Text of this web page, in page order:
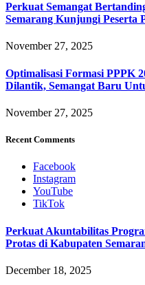
Perkuat Semangat
Semarang Kunjungi Peserta
November 27, 2025
Optimalisasi Formasi PPPK
Dilantik, Semangat Baru
November 27, 2025
Recent Comments
Facebook
Instagram
YouTube
TikTok
Perkuat Akuntabilitas
Protas di Kabupaten
December 18, 2025